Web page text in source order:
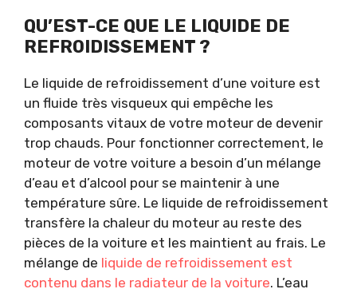
QU’EST-CE QUE LE LIQUIDE DE
REFROIDISSEMENT ?
Le liquide de refroidissement d’une voiture est
un fluide très visqueux qui empêche les
composants vitaux de votre moteur de devenir
trop chauds. Pour fonctionner correctement, le
moteur de votre voiture a besoin d’un mélange
d’eau et d’alcool pour se maintenir à une
température sûre. Le liquide de refroidissement
transfère la chaleur du moteur au reste des
pièces de la voiture et les maintient au frais. Le
mélange de liquide de refroidissement est
contenu dans le radiateur de la voiture. L’eau